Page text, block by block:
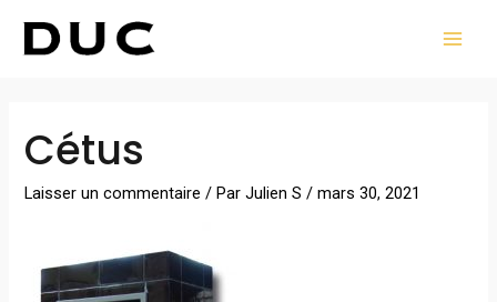
Cétus
Laisser un commentaire / ParJulien S/mars 30, 2021
des